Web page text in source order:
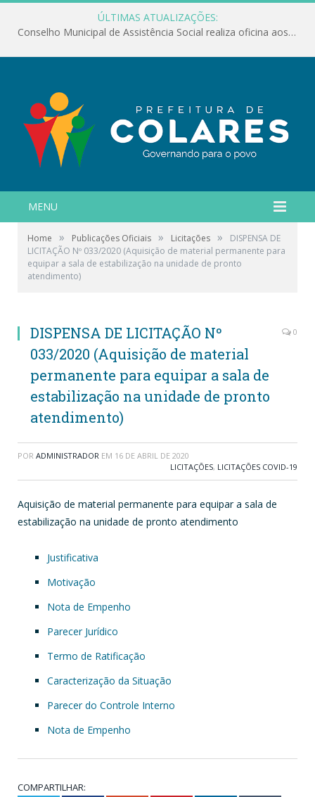
ÚLTIMAS ATUALIZAÇÕES:
Conselho Municipal de Assistência Social realiza oficina aos servidores
MENU
Home » Publicações Oficiais » Licitações »
DISPENSA DE
LICITAÇÃO Nº 033/2020 (Aquisição de material permanente para
equipar a sala de estabilização na unidade de pronto
atendimento)
DISPENSA DE LICITAÇÃO Nº
033/2020 (Aquisição de material
permanente para equipar a sala de
estabilização na unidade de pronto
atendimento)
0
POR ADMINISTRADOR EM 16 DE ABRIL DE 2020
LICITAÇÕES, LICITAÇÕES COVID-19
Aquisição de material permanente para equipar a sala de
estabilização na unidade de pronto atendimento
Justificativa
Motivação
Nota de Empenho
Parecer Jurídico
Termo de Ratificação
Caracterização da Situação
Parecer do Controle Interno
Nota de Empenho
COMPARTILHAR: